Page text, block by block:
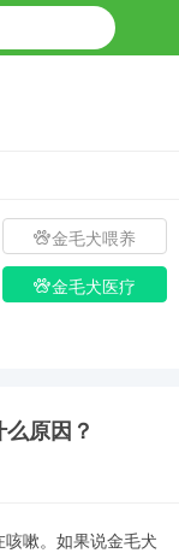
金毛犬喂养
金毛犬医疗
原因？
嗽。如果说金毛犬